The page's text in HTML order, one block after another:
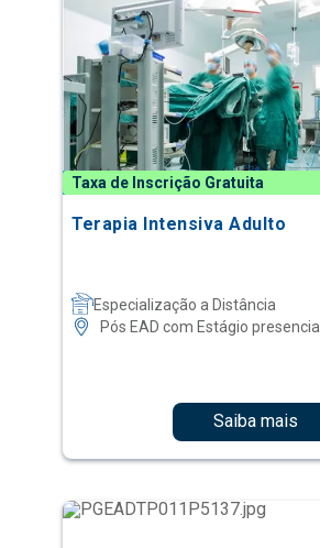
Taxa de Inscrição Gratuita
Terapia Intensiva Adulto
Especialização a Distância
Pós EAD com Estágio presencial
Saiba mais